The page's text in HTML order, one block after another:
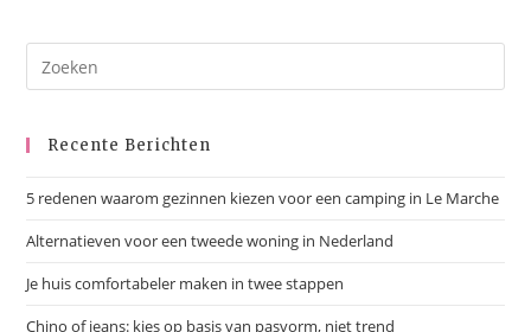
Recente Berichten
5 redenen waarom gezinnen kiezen voor een camping in Le Marche
Alternatieven voor een tweede woning in Nederland
Je huis comfortabeler maken in twee stappen
Chino of jeans: kies op basis van pasvorm, niet trend